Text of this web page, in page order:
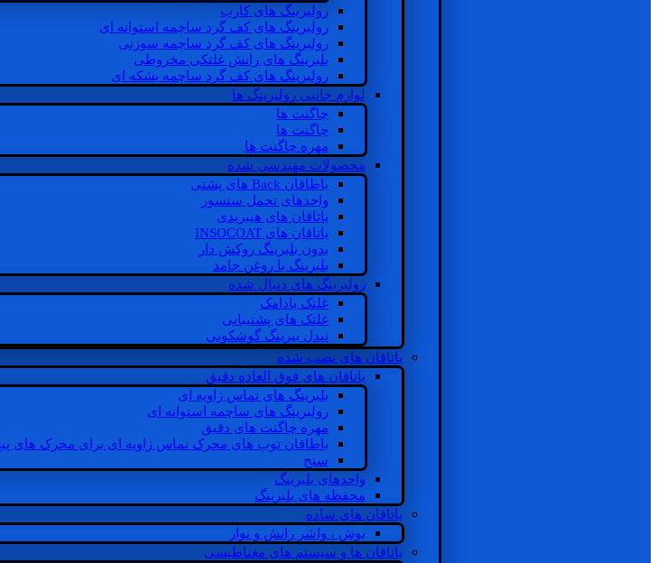
رولبرینگ های کارب
رولبرینگ های کف گرد ساچمه استوانه ای
رولبرینگ های کف گرد ساچمه سوزنی
بلبرینگ های رانش غلتکی مخروطی
رولبرینگ های کف گرد ساچمه بشکه ای
لوازم جانبی رولبرینگ ها
چاگنت ها
چاگنت ها
مهره چاگنت ها
محصولات مهندسی شده
یاطاقان Back های پشتی
واحدهای تحمل سنسور
یاتاقان های هیبریدی
یاتاقان های INSOCOAT
بدون بلبرینگ روکش دار
بلبرینگ با روغن جامد
رولبرینگ های دنبال شده
غلتک بادامک
غلتک های پشتیبانی
نیدل بیرینگ گوشکوبی
یاتاقان های نصب شده
یاتاقان های فوق العاده دقیق
بلبرینگ های تماس زاویه ای
رولبرینگ های ساچمه استوانه ای
مهره چاگنت های دقیق
یاطاقان توپ های محرک تماس زاویه ای برای محرک های
سنج
واحدهای بلبرینگ
محفظه های بلبرینگ
یاتاقان های ساده
بوش ، واشر رانش و نوار
یاتاقان ها و سیستم های مغناطیسی